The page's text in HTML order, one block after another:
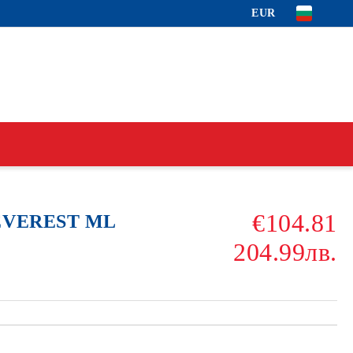
EUR
ML
€104.81
204.99лв.